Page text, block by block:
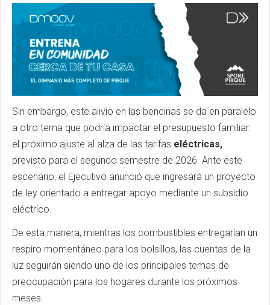
Sin embargo, este alivio en las bencinas se da en paralelo
a otro tema que podría impactar el presupuesto familiar:
el próximo ajuste al alza de las tarifas eléctricas,
previsto para el segundo semestre de 2026. Ante este
escenario, el Ejecutivo anunció que ingresará un proyecto
de ley orientado a entregar apoyo mediante un subsidio
eléctrico.
De esta manera, mientras los combustibles entregarían un
respiro momentáneo para los bolsillos, las cuentas de la
luz seguirán siendo uno de los principales temas de
preocupación para los hogares durante los próximos
meses.